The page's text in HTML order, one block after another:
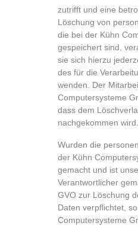
zutrifft und eine
Löschung von
die bei der Kühn
gespeichert sind,
sie sich hierzu
des für die
wenden. Der
Computersysteme
dass dem
nachgekommen wird.
Wurden die
der Kühn
gemacht und ist
Verantwortlicher
GVO zur Löschung
Daten verpflichtet,
Computersysteme